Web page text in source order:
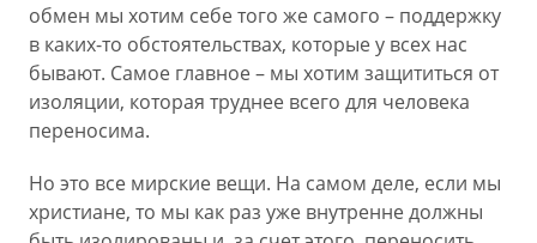
обмен мы хотим себе того же самого – поддержку
в каких-то обстоятельствах, которые у всех нас
бывают. Самое главное – мы хотим защититься от
изоляции, которая труднее всего для человека
переносима.
Но это все мирские вещи. На самом деле, если мы
христиане, то мы как раз уже внутренне должны